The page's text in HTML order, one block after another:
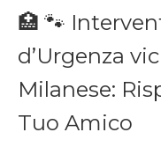
🏥 🐾
d’Urgenza
Milanese:
Tuo Amico